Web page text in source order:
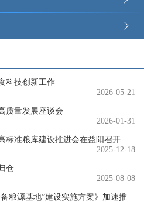
科技创新工作
2026-05-21
质量发展座谈会
2026-01-31
标准粮库建设推进会在益阳召开
2025-12-18
仓
2025-08-08
粮源基地”建设实施方案》加速推